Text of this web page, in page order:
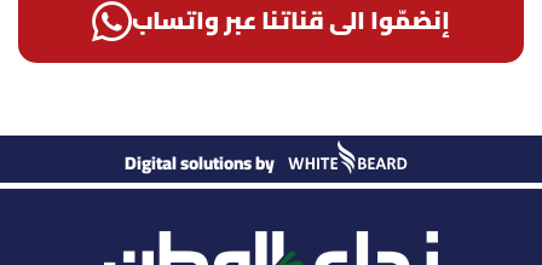
إنضمّوا الى قناتنا عبر واتساب
Digital solutions by